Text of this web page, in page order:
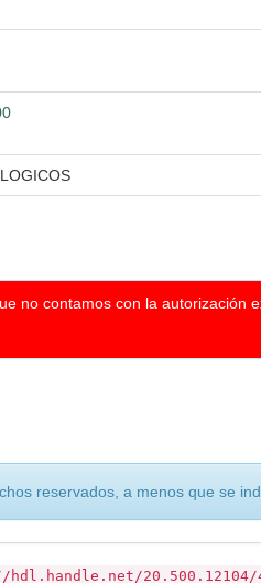
no contamos con la autorización
reservados, a menos que se
20.500.12104/